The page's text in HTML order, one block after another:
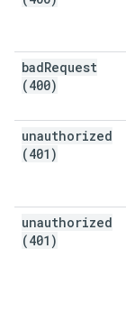
badRequest
(400)
unauthorized
(401)
unauthorized
(401)